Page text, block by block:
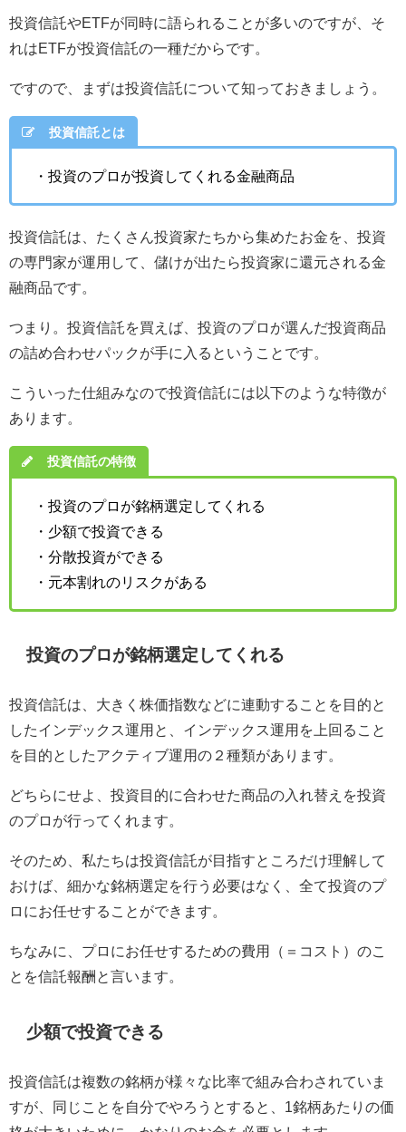
投資信託やETFが同時に語られることが多いのですが、そ
れはETFが投資信託の一種だからです。
ですので、まずは投資信託について知っておきましょう。
投資信託とは
・投資のプロが投資してくれる金融商品
投資信託は、たくさん投資家たちから集めたお金を、投資
の専門家が運用して、儲けが出たら投資家に還元される金
融商品です。
つまり。投資信託を買えば、投資のプロが選んだ投資商品
の詰め合わせパックが手に入るということです。
こういった仕組みなので投資信託には以下のような特徴が
あります。
投資信託の特徴
・投資のプロが銘柄選定してくれる
・少額で投資できる
・分散投資ができる
・元本割れのリスクがある
投資のプロが銘柄選定してくれる
投資信託は、大きく株価指数などに連動することを目的と
したインデックス運用と、インデックス運用を上回ること
を目的としたアクティブ運用の２種類があります。
どちらにせよ、投資目的に合わせた商品の入れ替えを投資
のプロが行ってくれます。
そのため、私たちは投資信託が目指すところだけ理解して
おけば、細かな銘柄選定を行う必要はなく、全て投資のプ
ロにお任せすることができます。
ちなみに、プロにお任せするための費用（＝コスト）のこ
とを信託報酬と言います。
少額で投資できる
投資信託は複数の銘柄が様々な比率で組み合わされていま
すが、同じことを自分でやろうとすると、1銘柄あたりの価